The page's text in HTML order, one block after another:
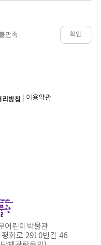
만족 확인
리방침
이용약관
어린이박물관
화로 2910번길 46